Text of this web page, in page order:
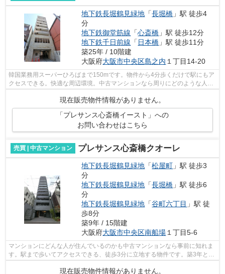
地下鉄長堀鶴見緑地 「長堀橋 」駅 徒歩4
分
地下鉄御堂筋線 「心斎橋 」駅 徒歩12分
地下鉄千日前線 「 日本橋 」駅 徒歩11分
築25年 / 10階建
大阪府大阪市中央区島之内 １丁目14-20
韓国業務用スーパーひろばまで150mです。物件から4分歩くだけで駅にもア
クセスできる。快適な周辺環境。中古マンションなら周りにどのような人が
住んでいるかも知ることができます。地...
現在販売物件情報がありません。
「プレサンス心斎橋イースト」への
お問い合わせはこちら
売買 | 中古マンション プレサンス心斎橋クオーレ
地下鉄長堀鶴見緑地 「松屋町 」駅 徒歩3
分
地下鉄長堀鶴見緑地 「長堀橋 」駅 徒歩6
分
地下鉄長堀鶴見緑地 「谷町六丁目 」駅 徒
歩8分
築9年 / 15階建
大阪府大阪市中央区南船場１丁目5-6
マンションにどんな人が住んでいるのかも中古マンションなら事前に知れま
す。駅まで歩いてアクセスできる、徒歩3分に立地する物件です。築3年と新
現在販売物件情報がありません。